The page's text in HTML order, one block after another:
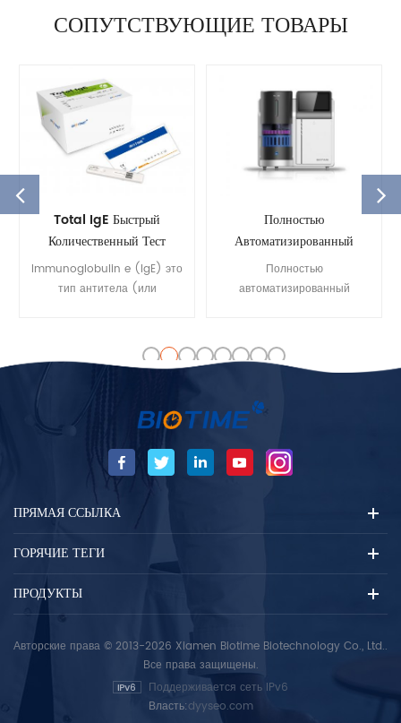
СОПУТСТВУЮЩИЕ ТОВАРЫ
Total IgE Быстрый
Количественный Тест
Immunoglobulin e (IgE) это
тип антитела (или
только в млекопитающих. IgE
синтезируется плазмой
клетки. IGE Основная функция
- иммунитет для паразитов,
таких как гельминты, такие
как Schistosoma Mansoni,
Trichinella Спиралис и
фаспила Hepatica. Total Ige
используется во время
Некоторые прощезановые
паразиты, такие как
плазмодиум Falciparum.
развивалась как последняя
линия защиты для защиты
Полностью
Автоматизированный
Анализатор HBA1C HLC-
100
Полностью
автоматизированный
представляет собой быстрое,
надежное решение для
точность. способность
измерять hba1c,, hbf, и
другие фрагменты
гемоглобина позволяет
ПРЯМАЯ ССЫЛКА
ГОРЯЧИЕ ТЕГИ
ПРОДУКТЫ
Авторские права © 2013-2026 Xiamen Biotime Biotechnology Co., Ltd..
Все права защищены.
Поддерживается сеть IPv6
Власть:dyyseo.com